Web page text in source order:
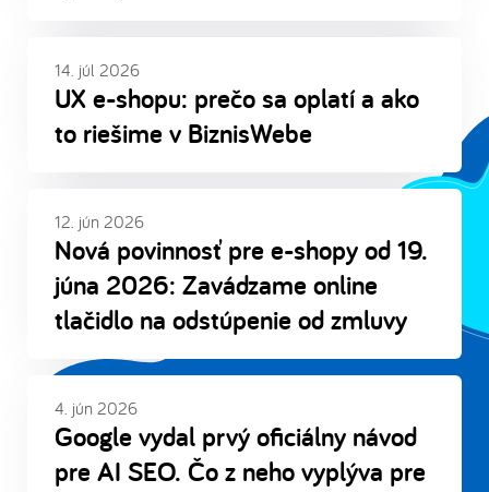
UX e-shopu: prečo sa oplatí a ako
to riešime v BiznisWebe
14. júl 2026
Nová povinnosť pre e-shopy od 19.
júna 2026: Zavádzame online
tlačidlo na odstúpenie od zmluvy
12. jún 2026
Google vydal prvý oficiálny návod
pre AI SEO. Čo z neho vyplýva pre
4. jún 2026